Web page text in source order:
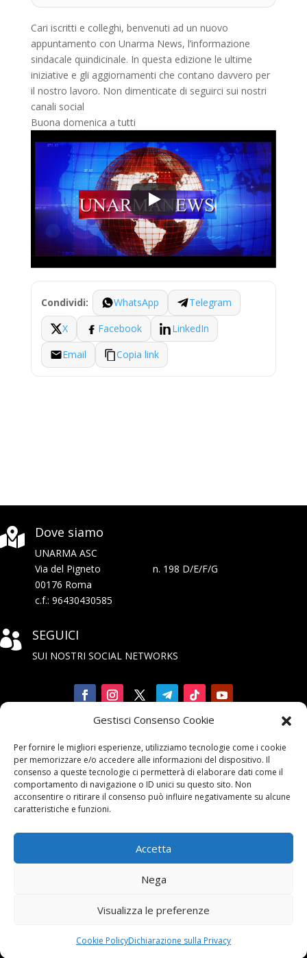
Gestisci Consenso Cookie
Per fornire le migliori esperienze, utilizziamo tecnologie come i cookie
per memorizzare e/o accedere alle informazioni del dispositivo. Il
consenso a queste tecnologie ci permetterà di elaborare dati come il
comportamento di navigazione o ID unici su questo sito. Non
acconsentire o ritirare il consenso può influire negativamente su alcune
caratteristiche e funzioni.
Accetta
Nega
Visualizza le preferenze
Cookie PolicyDichiarazione sulla Privacy
Cari iscritti e colleghi, benvenuti ad un nuovo
appuntamento con Unarma News, l’informazione
sindacale quindicinale. In questa edizione le ultime
iniziative e gli aggiornamenti che contano davvero per
il nostro lavoro. Non dimenticate di seguirci sui nostri
canali social
Buona domenica a tutti
Condividi: WhatsApp
Telegram
X
Facebook
LinkedIn
Email
Copia link
 Dove siamo
UNARMA ASC
Via del Pigneto n. 198 D/E/F/G
00176 Roma
c.f.: 96430430585
 SEGUICI
SUI NOSTRI SOCIAL NETWORKS

alla Newsletter
unarmaasc@pec.it